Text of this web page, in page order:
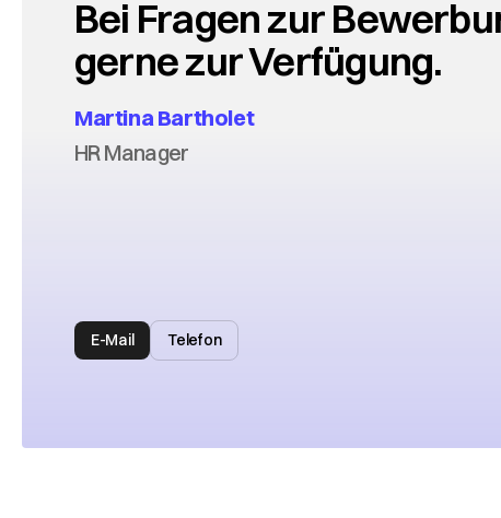
Bei Fragen zur
gerne zur Verfügung.
Martina Bartholet
HR Manager
E-Mail Telefon